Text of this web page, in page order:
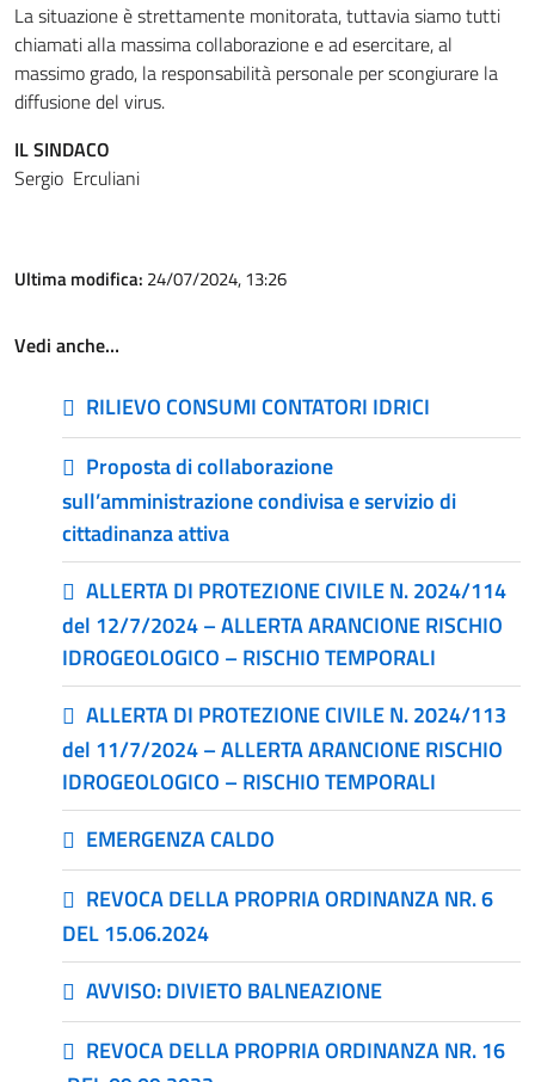
La situazione è strettamente monitorata, tuttavia siamo tutti
chiamati alla massima collaborazione e ad esercitare, al
massimo grado, la responsabilità personale per scongiurare la
diffusione del virus.
IL SINDACO
Sergio Erculiani
Ultima modifica: 24/07/2024, 13:26
Vedi anche…
RILIEVO CONSUMI CONTATORI IDRICI
Proposta di collaborazione
sull’amministrazione condivisa e servizio di
cittadinanza attiva
ALLERTA DI PROTEZIONE CIVILE N. 2024/114
del 12/7/2024 – ALLERTA ARANCIONE RISCHIO
IDROGEOLOGICO – RISCHIO TEMPORALI
ALLERTA DI PROTEZIONE CIVILE N. 2024/113
del 11/7/2024 – ALLERTA ARANCIONE RISCHIO
IDROGEOLOGICO – RISCHIO TEMPORALI
EMERGENZA CALDO
REVOCA DELLA PROPRIA ORDINANZA NR. 6
DEL 15.06.2024
AVVISO: DIVIETO BALNEAZIONE
REVOCA DELLA PROPRIA ORDINANZA NR. 16